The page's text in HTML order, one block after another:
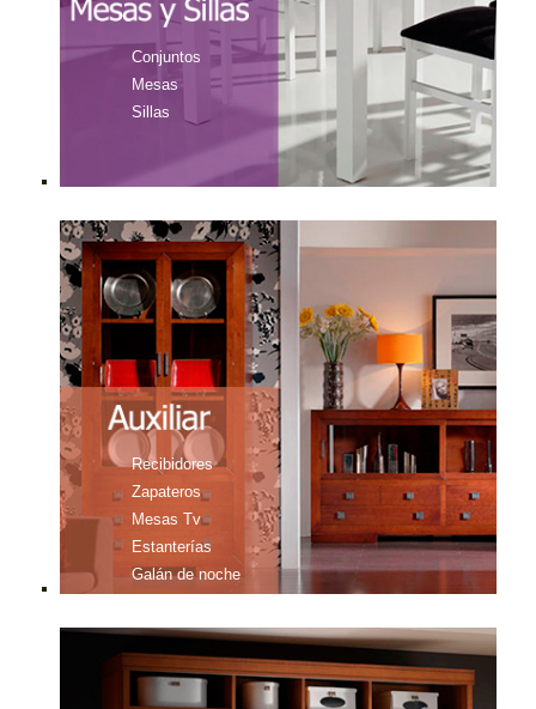
Conjuntos
Mesas
Sillas
Recibidores
Zapateros
Mesas Tv
Estanterías
Galán de noche